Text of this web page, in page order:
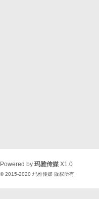
Powered by 玛雅传媒 X1.0
© 2015-2020 玛雅传媒 版权所有